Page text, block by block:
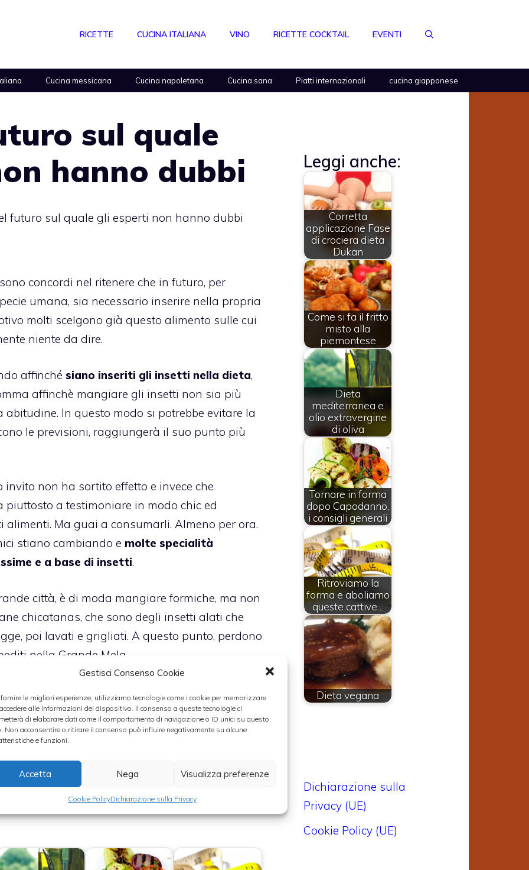
Gestisci Consenso Cookie
fornire le migliori esperienze, utilizziamo tecnologie come i cookie per memorizzare
alle informazioni del dispositivo. Il consenso a queste tecnologie ci
di elaborare dati come il comportamento di navigazione o ID unici su questo
Non acconsentire o ritirare il consenso può influire negativamente su alcune
e funzioni.
Accetta Nega Visualizza preferenze
Cookie PolicyDichiarazione sulla Privacy
RICETTE CUCINA ITALIANA VINO RICETTE COCKTAIL EVENTI
Cucina messicana Cucina napoletana Cucina sana Piatti internazionali cucina giapponese
sul quale
hanno dubbi
futuro sul quale gli esperti non hanno dubbi
sono concordi nel ritenere che in futuro, per
umana, sia necessario inserire nella propria
molti scelgono già questo alimento sulle cui
niente da dire.
affinché siano inseriti gli insetti nella dieta,
affinchè mangiare gli insetti non sia più
In questo modo si potrebbe evitare la
le previsioni, raggiungerà il suo punto più
non ha sortito effetto e invece che
a testimoniare in modo chic ed
Ma guai a consumarli. Almeno per ora.
stiano cambiando e molte specialità
e a base di insetti.
città, è di moda mangiare formiche, ma non
chicatanas, che sono degli insetti alati che
poi lavati e grigliati. A questo punto, perdono
nella Grande Mela.
San Francisco è di moda il fritto misto di insetti
cose come i grilli alla taiwanese oppure gli
Europa, a Parigi, Festin Nu propone dal 2010
Italia le locuste brasate al vino rosso di Carlo
davvero sicuri di volerne un piatto?
Leggi anche:
Corretta
applicazione Fase
di crociera dieta
Dukan
Come si fa il fritto
misto alla
piemontese
Dieta
mediterranea e
olio extravergine
di oliva
Tornare in forma
dopo Capodanno,
i consigli generali
Ritroviamo la
forma e aboliamo
queste cattive…
Dieta vegana
Dichiarazione sulla
Privacy (UE)
Cookie Policy (UE)